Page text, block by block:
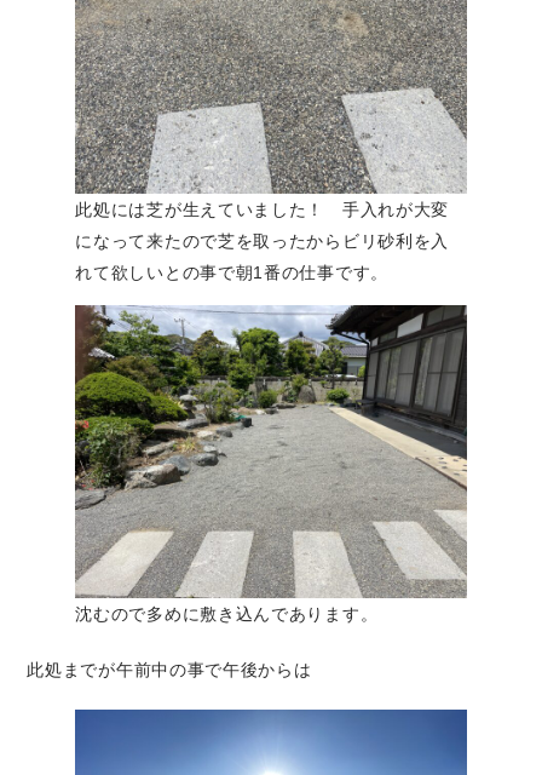
此処には芝が生えていました！ 手入れが大変
になって来たので芝を取ったからビリ砂利を入
れて欲しいとの事で朝1番の仕事です。
沈むので多めに敷き込んであります。
此処までが午前中の事で午後からは